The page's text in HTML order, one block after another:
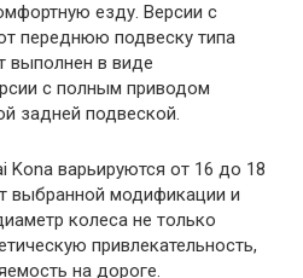
езду. Версии с
переднюю подвеску типа
выполнен в виде
с полным приводом
задней подвеской.
Kona варьируются от 16 до 18
выбранной модификации и
колеса не только
привлекательность,
на дороге.